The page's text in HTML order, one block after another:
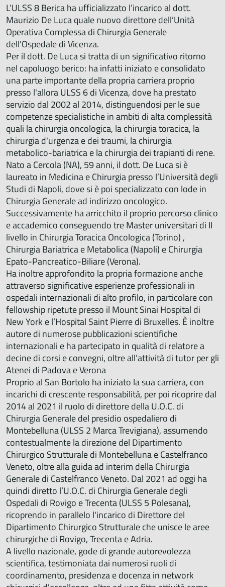
L’ULSS 8 Berica ha ufficializzato l’incarico al dott.
Maurizio De Luca quale nuovo direttore dell’Unità
Operativa Complessa di Chirurgia Generale
dell’Ospedale di Vicenza.
Per il dott. De Luca si tratta di un significativo ritorno
nel capoluogo berico: ha infatti iniziato e consolidato
una parte importante della propria carriera proprio
presso l'allora ULSS 6 di Vicenza, dove ha prestato
servizio dal 2002 al 2014, distinguendosi per le sue
competenze specialistiche in ambiti di alta complessità
quali la chirurgia oncologica, la chirurgia toracica, la
chirurgia d'urgenza e dei traumi, la chirurgia
metabolico-bariatrica e la chirurgia dei trapianti di rene.
Nato a Cercola (NA), 59 anni, il dott. De Luca si è
laureato in Medicina e Chirurgia presso l’Università degli
Studi di Napoli, dove si è poi specializzato con lode in
Chirurgia Generale ad indirizzo oncologico.
Successivamente ha arricchito il proprio percorso clinico
e accademico conseguendo tre Master universitari di II
livello in Chirurgia Toracica Oncologica (Torino) ,
Chirurgia Bariatrica e Metabolica (Napoli) e Chirurgia
Epato-Pancreatico-Biliare (Verona).
Ha inoltre approfondito la propria formazione anche
attraverso significative esperienze professionali in
ospedali internazionali di alto profilo, in particolare con
fellowship ripetute presso il Mount Sinai Hospital di
New York e l’Hospital Saint Pierre di Bruxelles. È inoltre
autore di numerose pubblicazioni scientifiche
internazionali e ha partecipato in qualità di relatore a
decine di corsi e convegni, oltre all’attività di tutor per gli
Atenei di Padova e Verona
Proprio al San Bortolo ha iniziato la sua carriera, con
incarichi di crescente responsabilità, per poi ricoprire dal
2014 al 2021 il ruolo di direttore della U.O.C. di
Chirurgia Generale del presidio ospedaliero di
Montebelluna (ULSS 2 Marca Trevigiana), assumendo
contestualmente la direzione del Dipartimento
Chirurgico Strutturale di Montebelluna e Castelfranco
Veneto, oltre alla guida ad interim della Chirurgia
Generale di Castelfranco Veneto. Dal 2021 ad oggi ha
quindi diretto l’U.O.C. di Chirurgia Generale degli
Ospedali di Rovigo e Trecenta (ULSS 5 Polesana),
ricoprendo in parallelo l'incarico di Direttore del
Dipartimento Chirurgico Strutturale che unisce le aree
chirurgiche di Rovigo, Trecenta e Adria.
A livello nazionale, gode di grande autorevolezza
scientifica, testimoniata dai numerosi ruoli di
coordinamento, presidenza e docenza in network